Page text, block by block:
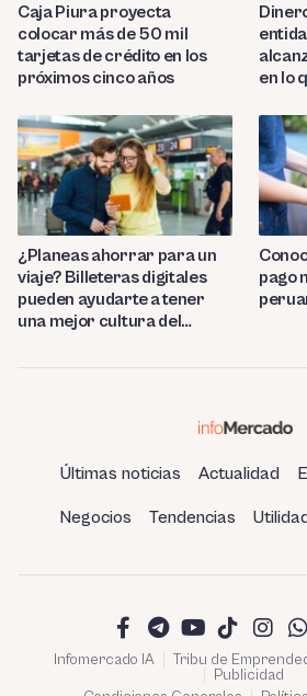
Caja Piura proyecta
colocar más de 50 mil
tarjetas de crédito en los
próximos cinco años
en lo
¿Planeas ahorrar para un
viaje? Billeteras digitales
pueden ayudarte a tener
una mejor cultura del
pago
Últimas noticias Actualidad
Negocios Tendencias
Infomercado IA Tribu de
Publicidad